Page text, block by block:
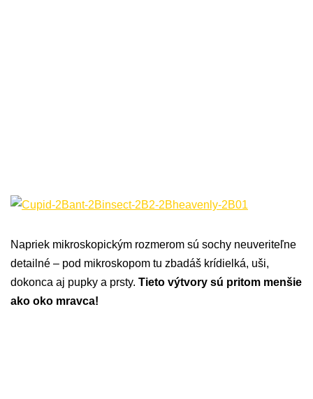
Napriek mikroskopickým rozmerom sú sochy neuveriteľne
detailné – pod mikroskopom tu zbadáš krídielká, uši,
dokonca aj pupky a prsty. Tieto výtvory sú pritom menšie
ako oko mravca!